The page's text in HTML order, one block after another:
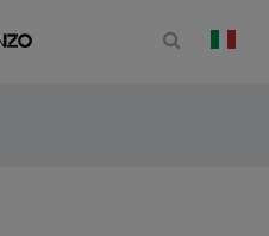
Apri il